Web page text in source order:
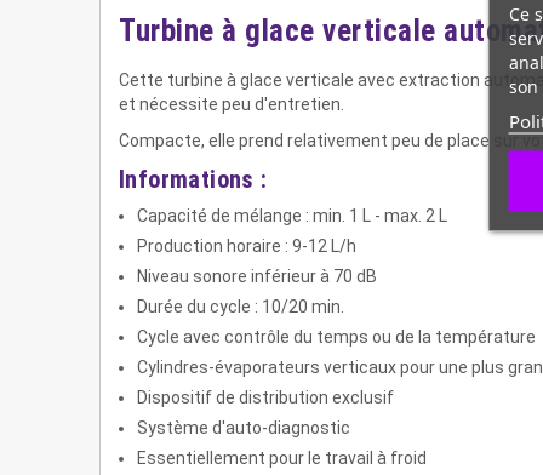
Turbine à glace verticale
Cette turbine à glace verticale avec extraction
et nécessite peu d'entretien.
Compacte, elle prend relativement peu de place sur
Informations :
Capacité de mélange : min. 1 L - max. 2 L
Production horaire : 9-12 L/h
Niveau sonore inférieur à 70 dB
Durée du cycle : 10/20 min.
Cycle avec contrôle du temps ou de la température
Cylindres-évaporateurs verticaux pour une plus
Dispositif de distribution exclusif
Système d'auto-diagnostic
Essentiellement pour le travail à froid
Ce
son